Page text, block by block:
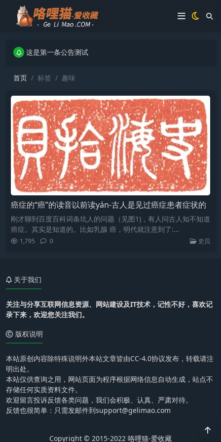
这是第一条公告测试
这是第一条公告测试
首页 标签 趣味
癌症的“癌”的读音以前读yán-古人是见过癌症患者症状的
刚才聊到百度百科词条坑人的问题（见图1)，有人问古人知不知道
癌症。其实是知道的。比如乳腺 癌，明代就注意到了:…
1,795 0 史贝
关于我们
关注与分享互联网信息资源、网站建设及IT技术，记性不好，喜欢记
录下来，欢迎您关注我们。
版权说明
本站原创内容除特殊说明外本站文章皆由CC-4.0协议发布，转载请注
明出处。
本站仅供查询之用，网站页面为程序根据网络信息自动生成，站点不
存储任何实质资料文件。
欢迎留言投诉反馈各类问题，我们会积极、认真、严肃对待。
反馈也很简单：只需发邮件到support@gelimao.com
Copyright © 2015-2022 咯哩猫-爱收藏